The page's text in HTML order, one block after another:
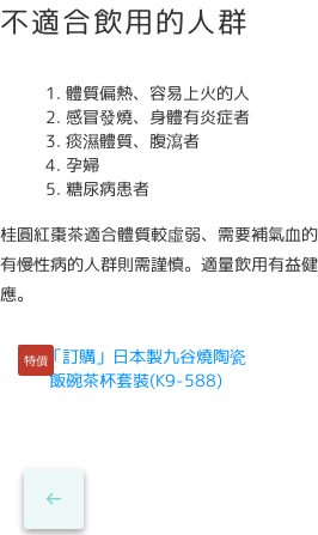
不適合飲用的人群
體質偏熱、容易上火的人
感冒發燒、身體有炎症者
痰濕體質、腹瀉者
孕婦
糖尿病患者
桂圓紅棗茶適合體質較虛弱、需要補氣血
有慢性病的人群則需謹慎。適量飲用有益
應。
特價